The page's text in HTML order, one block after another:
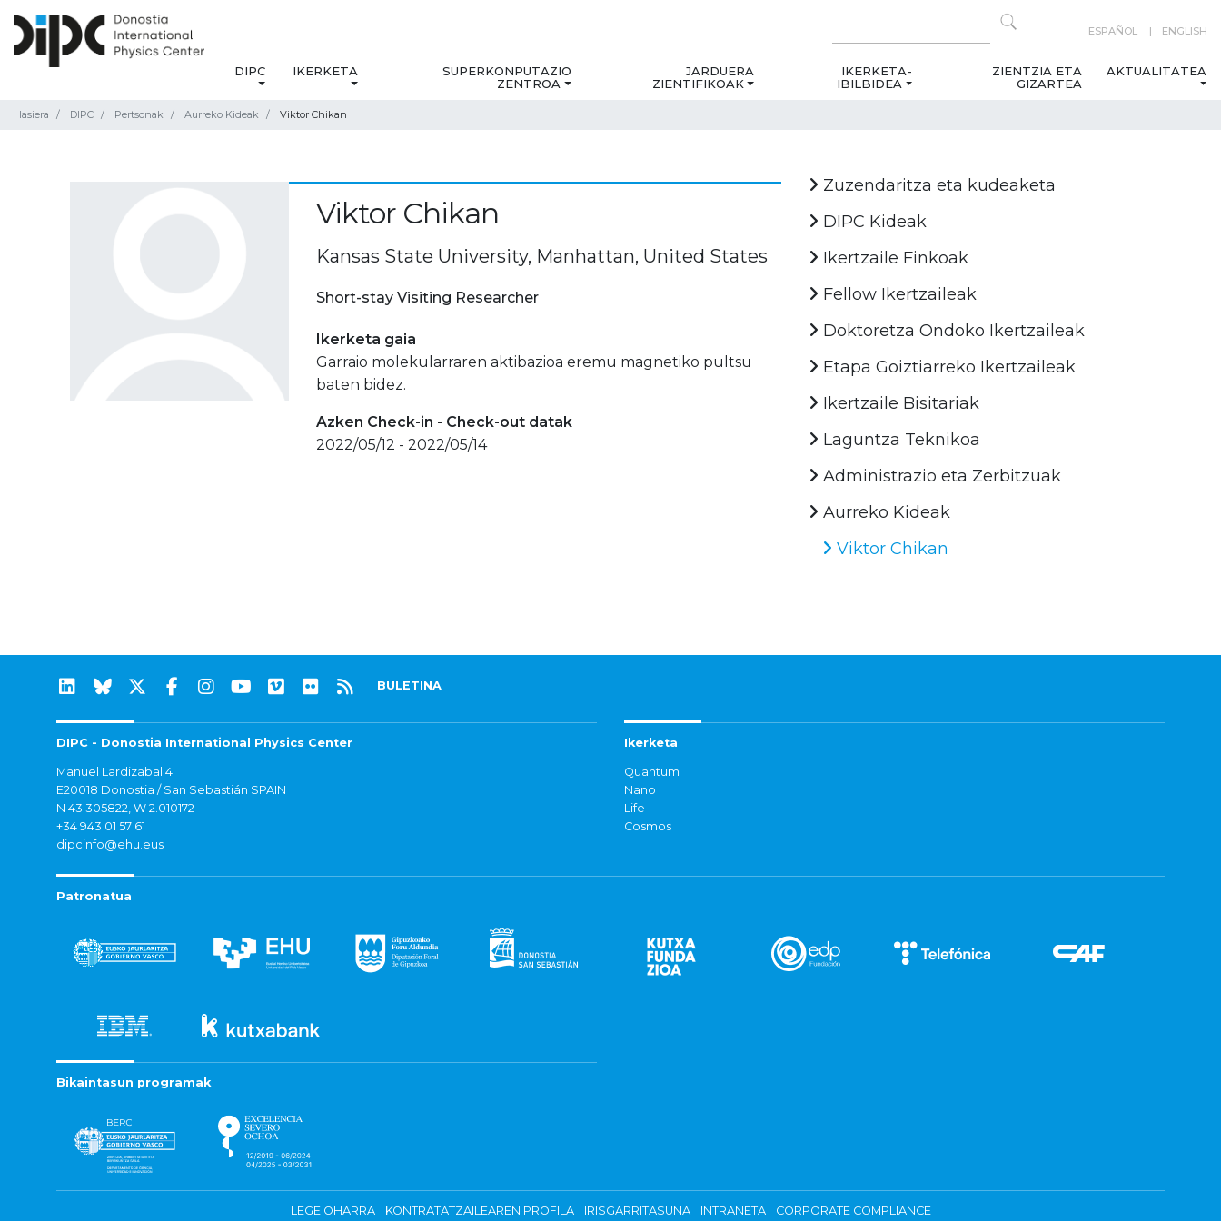
ESPAÑOL ENGLISH
DIPC IKERKETA
SUPERKONPUTAZIO
ZENTROA
JARDUERA
ZIENTIFIKOAK
IKERKETA-
IBILBIDEA
ZIENTZIA ETA
GIZARTEA
AKTUALITATEA
Hasiera DIPC Pertsonak Aurreko Kideak Viktor Chikan
Viktor Chikan
Kansas State University, Manhattan, United States
Short-stay Visiting Researcher
Ikerketa gaia
Garraio molekularraren aktibazioa eremu magnetiko pultsu
baten bidez.
Azken Check-in - Check-out datak
2022/05/12 - 2022/05/14
Zuzendaritza eta kudeaketa
DIPC Kideak
Ikertzaile Finkoak
Fellow Ikertzaileak
Doktoretza Ondoko Ikertzaileak
Etapa Goiztiarreko Ikertzaileak
Ikertzaile Bisitariak
Laguntza Teknikoa
Administrazio eta Zerbitzuak
Aurreko Kideak
Viktor Chikan
BULETINA
DIPC - Donostia International Physics Center
Manuel Lardizabal 4
E20018 Donostia / San Sebastián SPAIN
N 43.305822, W 2.010172
+34 943 01 57 61
dipcinfo@ehu.eus
Ikerketa
Quantum
Nano
Life
Cosmos
Patronatua
Bikaintasun programak
LEGE OHARRA KONTRATATZAILEAREN PROFILA IRISGARRITASUNA INTRANETA CORPORATE COMPLIANCE